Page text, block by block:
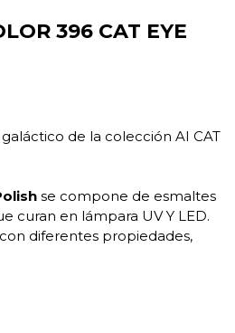
396 CAT EYE
de la colección AI CAT
se compone de esmaltes
curan en lámpara UV Y LED.
diferentes propiedades,